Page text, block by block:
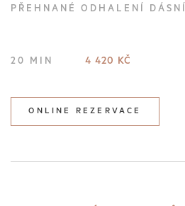
PŘEHNANÉ ODHALENÍ DÁSNÍ
20 MIN 4 420 KČ
ONLINE REZERVACE